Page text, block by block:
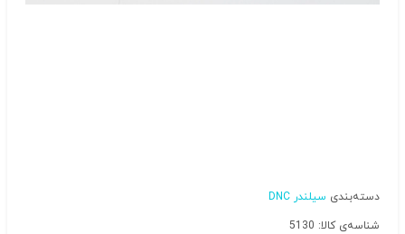
دسته‌بندی سیلندر DNC
شناسه‌ی کالا: 5130